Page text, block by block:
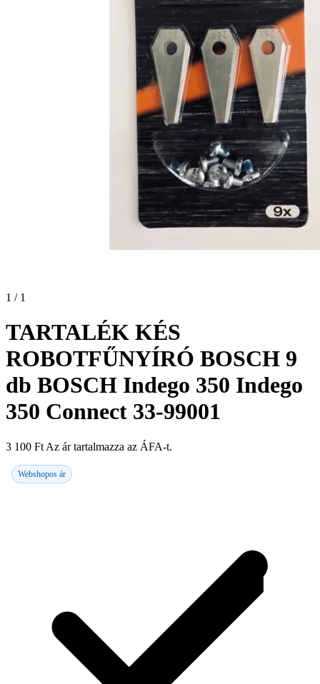
1 / 1
TARTALÉK KÉS
ROBOTFŰNYÍRÓ BOSCH 9
db BOSCH Indego 350 Indego
350 Connect 33-99001
3 100 Ft Az ár tartalmazza az ÁFA-t.
Webshopos ár